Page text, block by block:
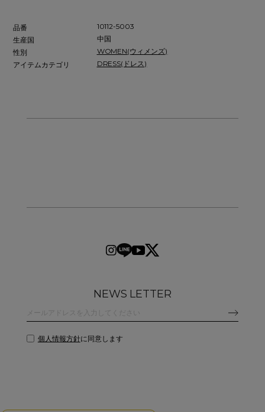
品番
10112-5003
生産国
中国
性別
WOMEN(ウィメンズ)
アイテムカテゴリ
DRESS(ドレス)
NEWS LETTER
個人情報方針に同意します